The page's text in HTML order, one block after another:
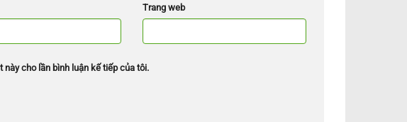
Trang web
cho lần bình luận kế tiếp của tôi.